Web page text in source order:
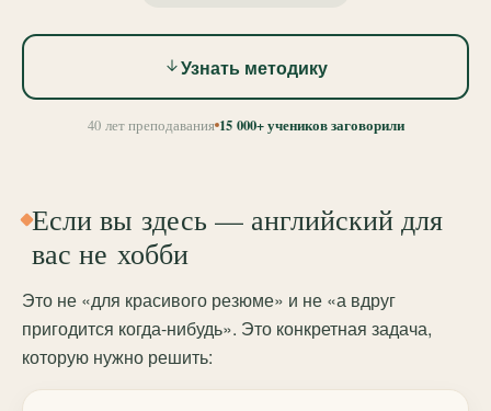
Узнать методику
40 лет преподавания 15 000+ учеников заговорили
Если вы здесь — английский для
вас не хобби
Это не «для красивого резюме» и не «а вдруг
пригодится когда-нибудь». Это конкретная задача,
которую нужно решить: